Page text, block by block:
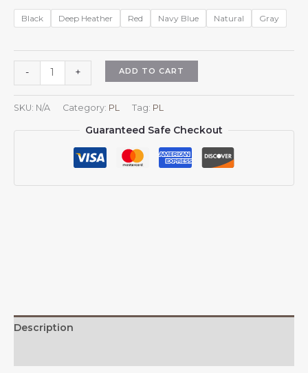
Black Deep Heather Red Navy Blue Natural Gray
-
przeciwsłoneczne
z
flagą
Kolumbii
Kolumbii,
kolumbijska
typu
+ ADD TO CART
SKU: N/A Category: PL Tag: PL
Guaranteed Safe Checkout
Description